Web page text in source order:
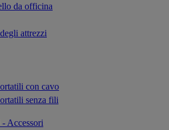
da officina
attrezzi
con cavo
senza fili
Accessori